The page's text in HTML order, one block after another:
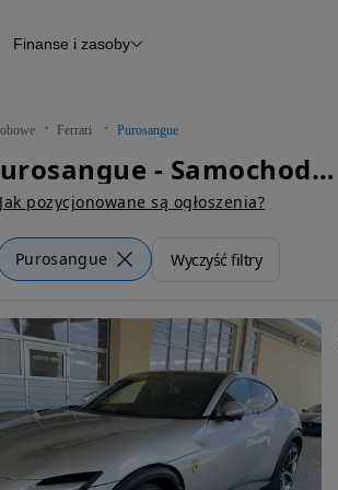
Raport z inspekcji
Otomoto News
Finanse i zasoby
Ferrari Purosangue
Ferrari Purosangue - Samochody Osobowe
Jak pozycjonowane są ogłoszenia?
Purosangue Wyczyść filtry